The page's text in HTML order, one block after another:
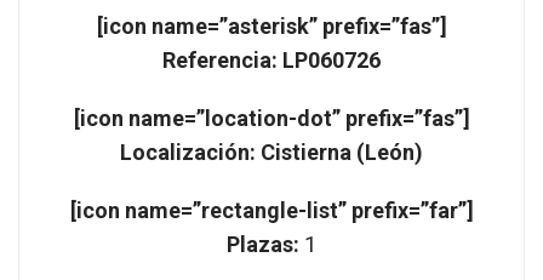
[icon name=”asterisk” prefix=”fas”]
Referencia: LP060726
[icon name=”location-dot” prefix=”fas”]
Localización: Cistierna (León)
[icon name=”rectangle-list” prefix=”far”]
Plazas: 1